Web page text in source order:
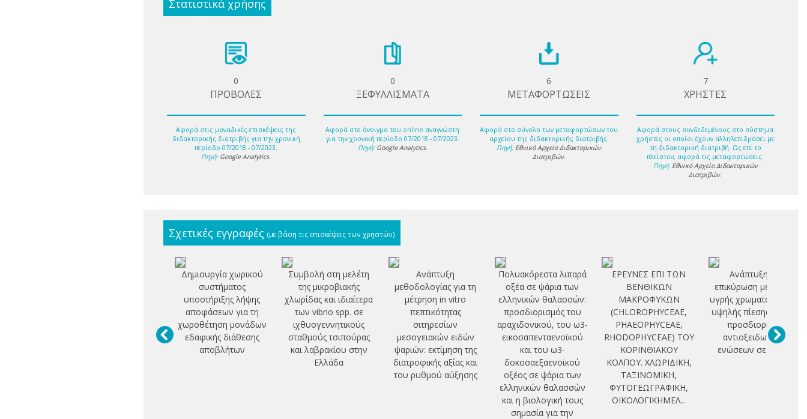
Στατιστικά χρήσης
0
ΠΡΟΒΟΛΕΣ
Αφορά στις μοναδικές επισκέψεις της
διδακτορικής διατριβής για την χρονική
περίοδο 07/2018 - 07/2023.
Πηγή: Google Analytics.
0
ΞΕΦΥΛΛΙΣΜΑΤΑ
Αφορά στο άνοιγμα του online αναγνώστη
για την χρονική περίοδο 07/2018 - 07/2023.
Πηγή: Google Analytics.
6
ΜΕΤΑΦΟΡΤΩΣΕΙΣ
Αφορά στο σύνολο των μεταφορτώσων του
αρχείου της διδακτορικής διατριβής.
Πηγή: Εθνικό Αρχείο Διδακτορικών
Διατριβών.
7
ΧΡΗΣΤΕΣ
Αφορά στους συνδεδεμένους στο σύστημα
χρήστες οι οποίοι έχουν αλληλεπιδράσει με
τη διδακτορική διατριβή. Ως επί το
πλείστον, αφορά τις μεταφορτώσεις.
Πηγή: Εθνικό Αρχείο Διδακτορικών
Διατριβών.
Σχετικές εγγραφές (με βάση τις επισκέψεις των χρηστών)
Δημιουργία χωρικού
συστήματος
υποστήριξης λήψης
αποφάσεων για τη
χωροθέτηση μονάδων
εδαφικής διάθεσης
αποβλήτων
Συμβολή στη μελέτη
της μικροβιακής
χλωρίδας και ιδιαίτερα
των vibrio spp. σε
ιχθυογεννητικούς
σταθμούς τσιπούρας
και λαβρακίου στην
Ελλάδα
Ανάπτυξη
μεθοδολογίας για τη
μέτρηση in vitro
πεπτικότητας
σιτηρεσίων
μεσογειακών ειδών
ψαριών: εκτίμηση της
διατροφικής αξίας και
του ρυθμού αύξησης
Πολυακόρεστα λιπαρά
οξέα σε ψάρια των
ελληνικών θαλασσών:
προσδιορισμός του
αραχιδονικού, του ω3-
εικοσαπενταενοϊκού
και του ω3-
δοκοσαεξαενοϊκού
οξέος σε ψάρια των
ελληνικών θαλασσών
και η βιολογική τους
σημασία για την
ΕΡΕΥΝΕΣ ΕΠΙ ΤΩΝ
ΒΕΝΘΙΚΩΝ
ΜΑΚΡΟΦΥΚΩΝ
(CHLOROPHYCEAE,
PHAEOPHYCEAE,
RHODOPHYCEAE) ΤΟΥ
ΚΟΡΙΝΘΙΑΚΟΥ
ΚΟΛΠΟΥ. ΧΛΩΡΙΔΙΚΗ,
ΤΑΞΙΝΟΜΙΚΗ,
ΦΥΤΟΓΕΩΓΡΑΦΙΚΗ,
ΟΙΚΟΛΟΓΙΚΗΜΕΛ...
Ανάπτυξη και
επικύρωση μεθόδων
υγρής χρωματογραφίας
υψηλής πίεσης για τον
προσδιορισμό
αντιοξειδωτικών
ενώσεων σε σιτηρά